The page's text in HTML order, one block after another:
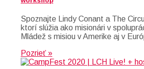
Spoznajte Lindy Conant a The
ktorí slúžia ako misionári v
Mládež s misiou v Amerike aj v
Pozrieť »